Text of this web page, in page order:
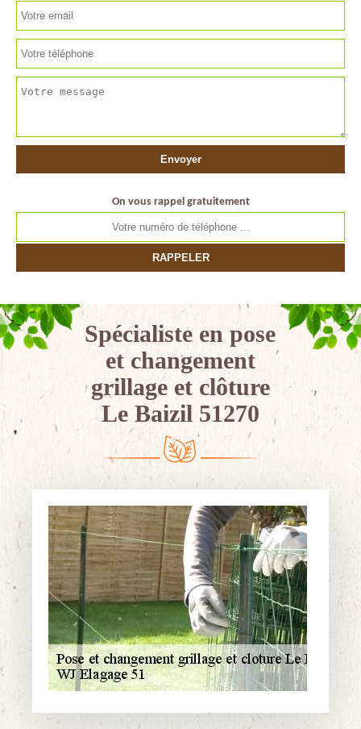
On vous rappel gratuitement
Spécialiste en pose
et changement
grillage et clôture
Le Baizil 51270